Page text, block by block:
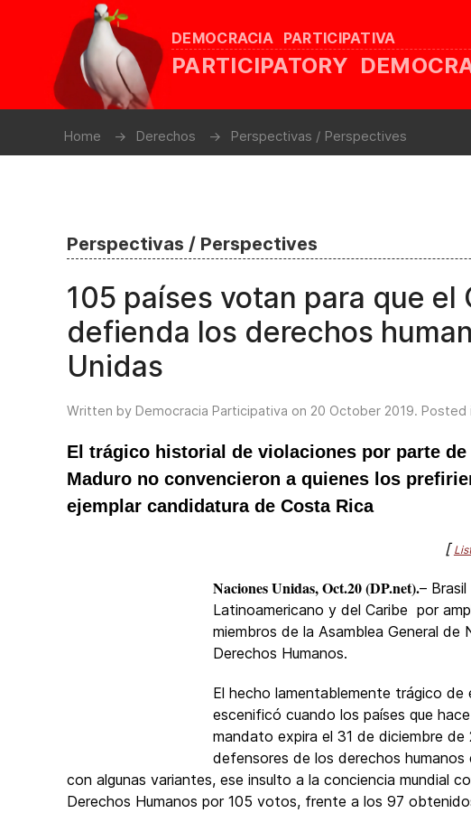
DEMOCRACIA PARTICIPATIVA
PARTICIPATORY
Home Derechos Perspectivas / Perspectives
Perspectivas / Perspectives
105 países votan para que el
defienda los derechos
Unidas
Written by Democracia Participativa on 20 October 2019. Posted
El trágico historial de violaciones por parte
Maduro no convencieron a quienes los
ejemplar candidatura de Costa Rica
[
Naciones Unidas, Oct.20 (DP.net).–
Latinoamericano y del Caribe por
miembros de la Asamblea General de
Derechos Humanos.
El hecho lamentablemente trágico
escenificó cuando los países que
mandato expira el 31 de diciembre
defensores de los derechos
con algunas variantes, ese insulto a la conciencia mundial
Derechos Humanos por 105 votos, frente a los 97